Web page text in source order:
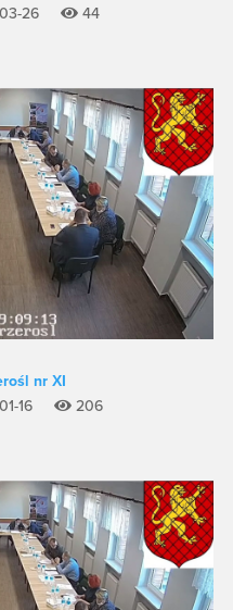
03-26
44
nr XI
01-16
206